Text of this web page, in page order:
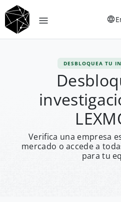
DESBLOQUEA TU
Verifica una empresa
mercado o accede a
para tu